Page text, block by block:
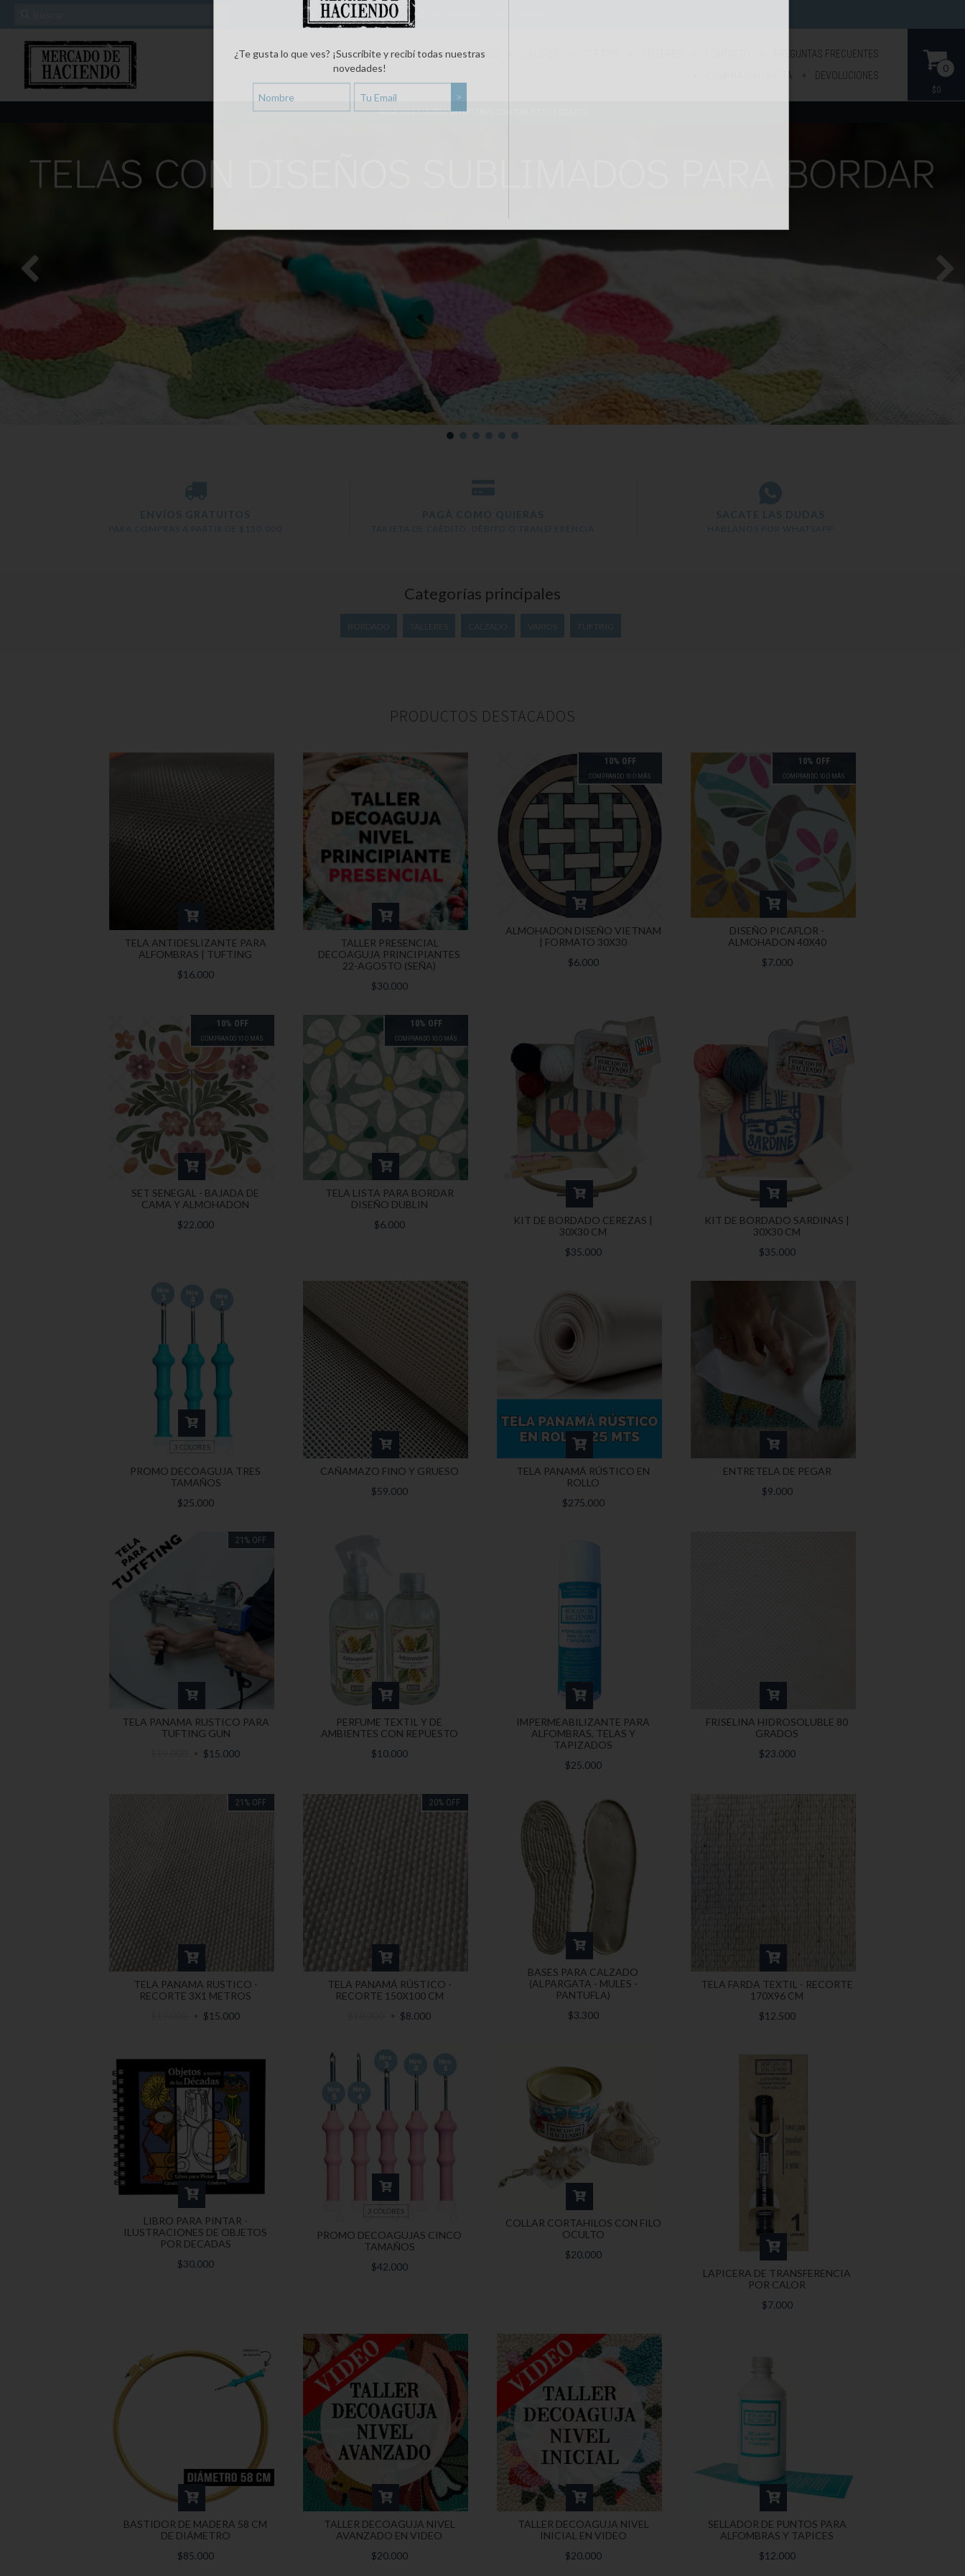
INICIO BORDADO VARIOS
PREGUNTAS FRECUENTES
COMPRA MAYORISTA
DEVOLUCIONES
0
$0
PAGÁ EN 3 CUOTAS SIN INTERÉS CON TARJETA DE DÉBITO
¿Te gusta lo que ves? ¡Suscribite y recibí todas nuestras
novedades!
Categorías principales
PRODUCTOS DESTACADOS
TELA ANTIDESLIZANTE PARA
ALFOMBRAS | TUFTING
$16.000
TALLER PRESENCIAL
DECOAGUJA PRINCIPIANTES
22-AGOSTO (SEÑA)
$30.000
10% OFF
COMPRANDO 10 O MÁS
ALMOHADON DISEÑO VIETNAM
| FORMATO 30X30
$6.000
10% OFF
COMPRANDO 10 O MÁS
DISEÑO PICAFLOR -
ALMOHADON 40X40
$7.000
10% OFF
COMPRANDO 10 O MÁS
SET SENEGAL - BAJADA DE
CAMA Y ALMOHADON
$22.000
10% OFF
COMPRANDO 10 O MÁS
TELA LISTA PARA BORDAR
DISEÑO DUBLIN
$6.000
KIT DE BORDADO CEREZAS |
30X30 CM
$35.000
KIT DE BORDADO SARDINAS |
30X30 CM
$35.000
3 COLORES
PROMO DECOAGUJA TRES
TAMAÑOS
$25.000
CAÑAMAZO FINO Y GRUESO
$59.000
TELA PANAMÁ RÚSTICO EN
ROLLO
$275.000
ENTRETELA DE PEGAR
$9.000
21 % OFF
TELA PANAMA RUSTICO PARA
TUFTING GUN
$15.000
PERFUME TEXTIL Y DE
AMBIENTES CON REPUESTO
$10.000
IMPERMEABILIZANTE PARA
ALFOMBRAS, TELAS Y
TAPIZADOS
$25.000
FRISELINA HIDROSOLUBLE 80
GRADOS
$23.000
21 % OFF
TELA PANAMA RUSTICO -
RECORTE 3X1 METROS
$15.000
20% OFF
TELA PANAMÁ RÚSTICO -
RECORTE 150X100 CM
$8.000
BASES PARA CALZADO
(ALPARGATA - MULES -
PANTUFLA)
$3.300
TELA FARDA TEXTIL - RECORTE
170X96 CM
$12.500
LIBRO PARA PINTAR -
ILUSTRACIONES DE OBJETOS
POR DECADAS
$30.000
3 COLORES
PROMO DECOAGUJAS CINCO
TAMAÑOS
$42.000
COLLAR CORTAHILOS CON FILO
OCULTO
$20.000
LAPICERA DE TRANSFERENCIA
POR CALOR
$7.000
BASTIDOR DE MADERA 58 CM
DE DIÁMETRO
$85.000
TALLER DECOAGUJA NIVEL
AVANZADO EN VIDEO
$20.000
TALLER DECOAGUJA NIVEL
INICIAL EN VIDEO
$20.000
SELLADOR DE PUNTOS PARA
ALFOMBRAS Y TAPICES
$12.000